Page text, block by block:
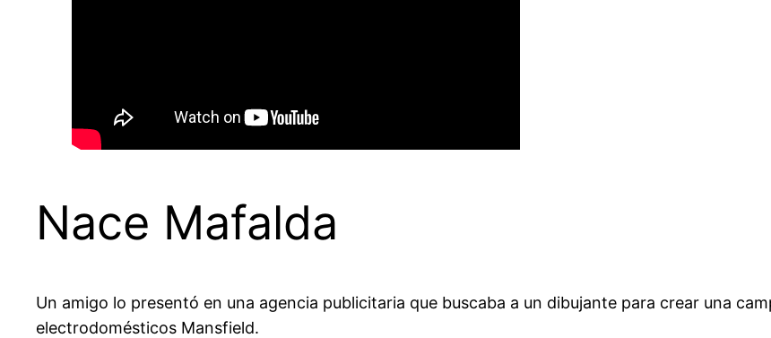
Nace Mafalda
Un amigo lo presentó en una agencia publicitaria que buscaba a un dibujante para crear una
electrodomésticos Mansfield.